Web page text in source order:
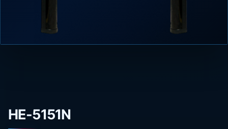
HE-5151N